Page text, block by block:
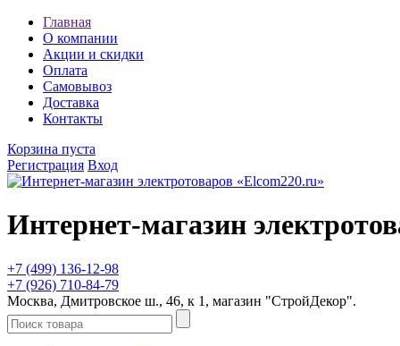
Главная
О компании
Акции и скидки
Оплата
Самовывоз
Доставка
Контакты
Корзина пуста
Регистрация Вход
Интернет-магазин
+7 (499) 136-12-98
+7 (926) 710-84-79
Москва, Дмитровское ш., 46, к 1, магазин "СтройДекор".